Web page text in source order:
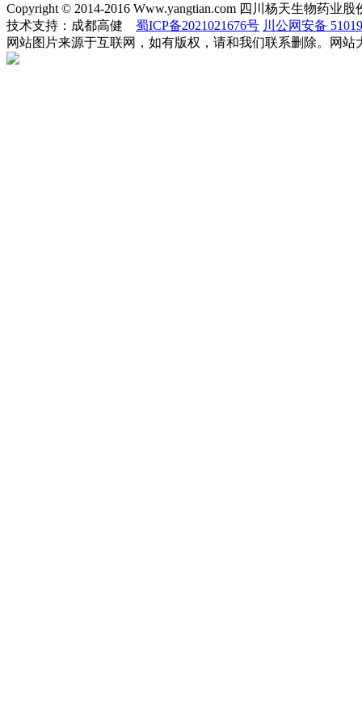
Copyright © 2014-2016 Www.yangtian.com 四川杨天生物药业
技术支持：成都高健 蜀ICP备2021021676号 川公网安备
网站图片来源于互联网，如有版权，请和我们联系删除。网站